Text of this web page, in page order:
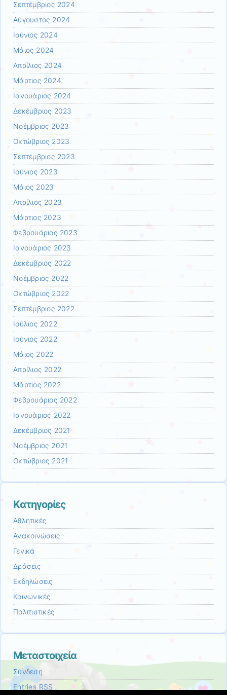
Σεπτέμβριος 2024
Αύγουστος 2024
Ιούνιος 2024
Μάιος 2024
Απρίλιος 2024
Μάρτιος 2024
Ιανουάριος 2024
Δεκέμβριος 2023
Νοέμβριος 2023
Οκτώβριος 2023
Σεπτέμβριος 2023
Ιούνιος 2023
Μάιος 2023
Απρίλιος 2023
Μάρτιος 2023
Φεβρουάριος 2023
Ιανουάριος 2023
Δεκέμβριος 2022
Νοέμβριος 2022
Οκτώβριος 2022
Σεπτέμβριος 2022
Ιούλιος 2022
Ιούνιος 2022
Μάιος 2022
Απρίλιος 2022
Μάρτιος 2022
Φεβρουάριος 2022
Ιανουάριος 2022
Δεκέμβριος 2021
Νοέμβριος 2021
Οκτώβριος 2021
Kατηγορίες
Αθλητικές
Ανακοινώσεις
Γενικά
Δράσεις
Εκδηλώσεις
Κοινωνικές
Πολιτιστικές
Μεταστοιχεία
Σύνδεση
Entries RSS